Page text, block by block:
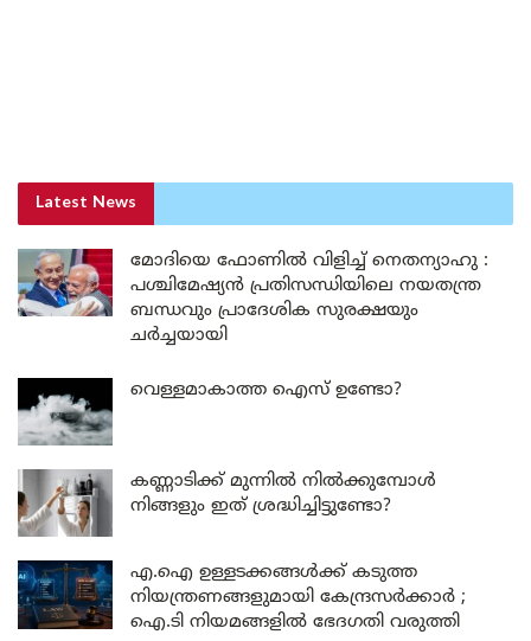
Latest News
മോദിയെ ഫോണിൽ വിളിച്ച് നെതന്യാഹു :
പശ്ചിമേഷ്യൻ പ്രതിസന്ധിയിലെ നയതന്ത്ര
ബന്ധവും പ്രാദേശിക സുരക്ഷയും
ചർച്ചയായി
വെള്ളമാകാത്ത ഐസ് ഉണ്ടോ?
കണ്ണാടിക്ക് മുന്നിൽ നിൽക്കുമ്പോൾ
നിങ്ങളും ഇത് ശ്രദ്ധിച്ചിട്ടുണ്ടോ?
എ.ഐ ഉള്ളടക്കങ്ങൾക്ക് കടുത്ത
നിയന്ത്രണങ്ങളുമായി കേന്ദ്രസർക്കാർ ;
ഐ.ടി നിയമങ്ങളിൽ ഭേദഗതി വരുത്തി